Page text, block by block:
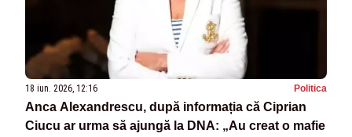
18 iun. 2026, 12:16 Politica
Anca Alexandrescu, după informația că Ciprian
Ciucu ar urma să ajungă la DNA: „Au creat o mafie